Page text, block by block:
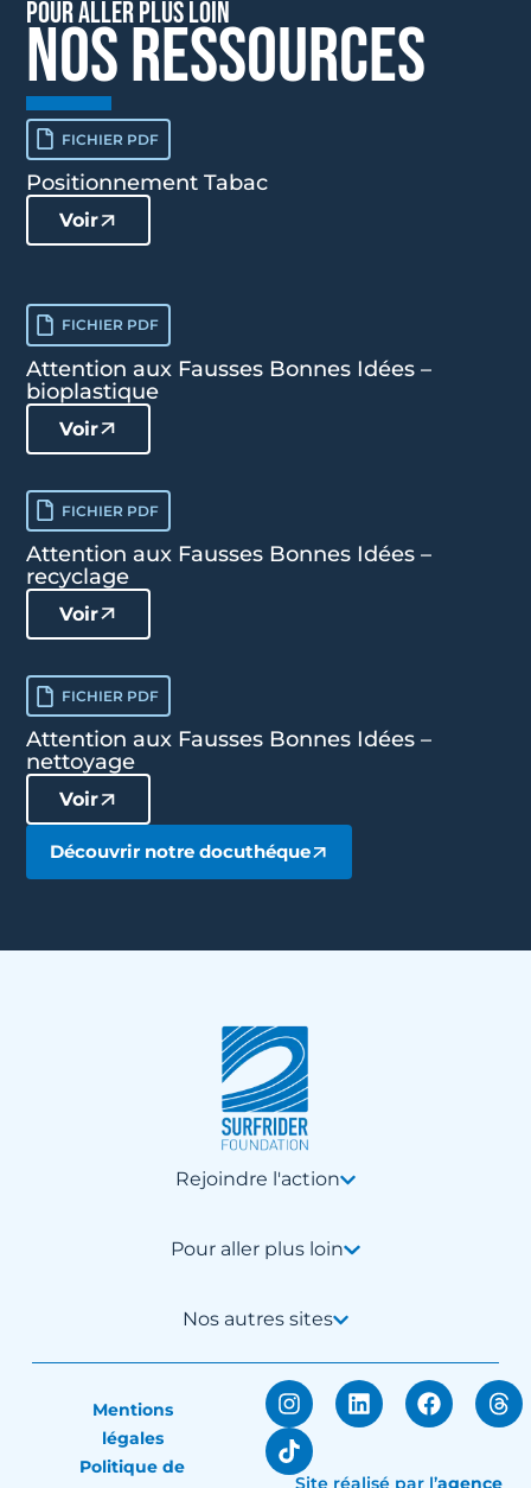
pour aller plus loin
NOS RESSOURCES
FICHIER PDF
Positionnement Tabac
Voir
FICHIER PDF
Attention aux Fausses Bonnes Idées –
bioplastique
Voir
FICHIER PDF
Attention aux Fausses Bonnes Idées –
recyclage
Voir
FICHIER PDF
Attention aux Fausses Bonnes Idées –
nettoyage
Voir
Découvrir notre docuthéque
Rejoindre l'action
Pour aller plus loin
Nos autres sites
Mentions
légales
Politique de
Site réalisé par l’agence